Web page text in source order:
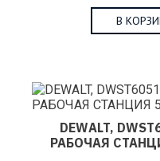
В
DEWALT,
РАБОЧАЯ